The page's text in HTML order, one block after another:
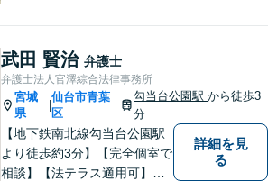
けております。法律問題でお
困りの方はお気軽にご相談く
ださい。
武田 賢治 弁護士
弁護士法人官澤綜合法律事務所
宮城
県
|
仙台市青葉
区
勾当台公園駅から徒歩3
分
【地下鉄南北線勾当台公園駅
より徒歩約3分】【完全個室で
相談】【法テラス適用可】当
詳細を見
る